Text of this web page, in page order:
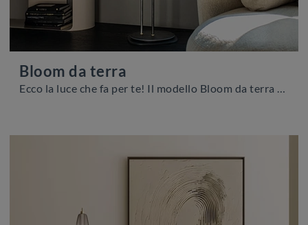
Bloom da terra
Ecco la luce che fa per te! Il modello Bloom da terra è una delle nostre lampade da terra di Cattelan Italia.